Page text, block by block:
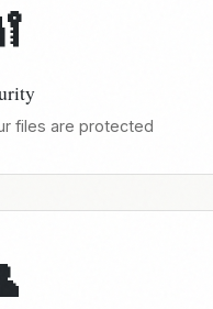
files are protected